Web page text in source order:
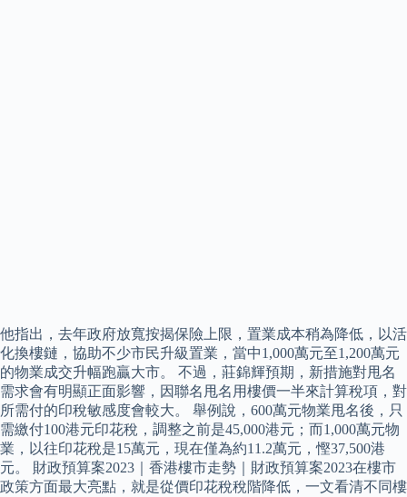
他指出，去年政府放寬按揭保險上限，置業成本稍為降低，以活
化換樓鏈，協助不少市民升級置業，當中1,000萬元至1,200萬元
的物業成交升幅跑贏大市。 不過，莊錦輝預期，新措施對甩名
需求會有明顯正面影響，因聯名甩名用樓價一半來計算稅項，對
所需付的印稅敏感度會較大。 舉例說，600萬元物業甩名後，只
需繳付100港元印花稅，調整之前是45,000港元；而1,000萬元物
業，以往印花稅是15萬元，現在僅為約11.2萬元，慳37,500港
元。 財政預算案2023｜香港樓市走勢｜財政預算案2023在樓市
政策方面最大亮點，就是從價印花稅稅階降低，一文看清不同樓